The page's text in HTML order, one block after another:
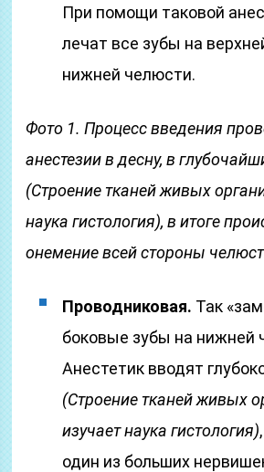
При помощи таковой
лечат все зубы на
нижней челюсти.
Фото 1. Процесс введения
анестезии в десну, в
(Строение тканей живых
наука гистология), в итоге
онемение всей стороны
Проводниковая. Так
боковые зубы на нижней
Анестетик вводят
(Строение тканей живых
изучает наука гистология)
один из больших